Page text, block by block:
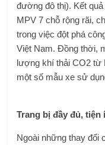
đường đô thị). Kết
MPV 7 chỗ rộng rãi,
trong việc đột phá
Việt Nam. Đồng thời,
lượng khí thải CO2 từ
một số mẫu xe sử
Trang bị đầy đủ,
Ngoài những thay đổi